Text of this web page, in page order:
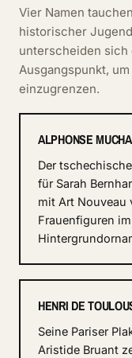
Vier Namen
historischer
unterscheiden
Ausgangspunkt,
einzugrenzen.
ALPHONSE MUCHA
Der
für Sarah
mit Art Nouveau
Frauenfiguren
HENRI DE
Seine Pariser
Aristide Bruant